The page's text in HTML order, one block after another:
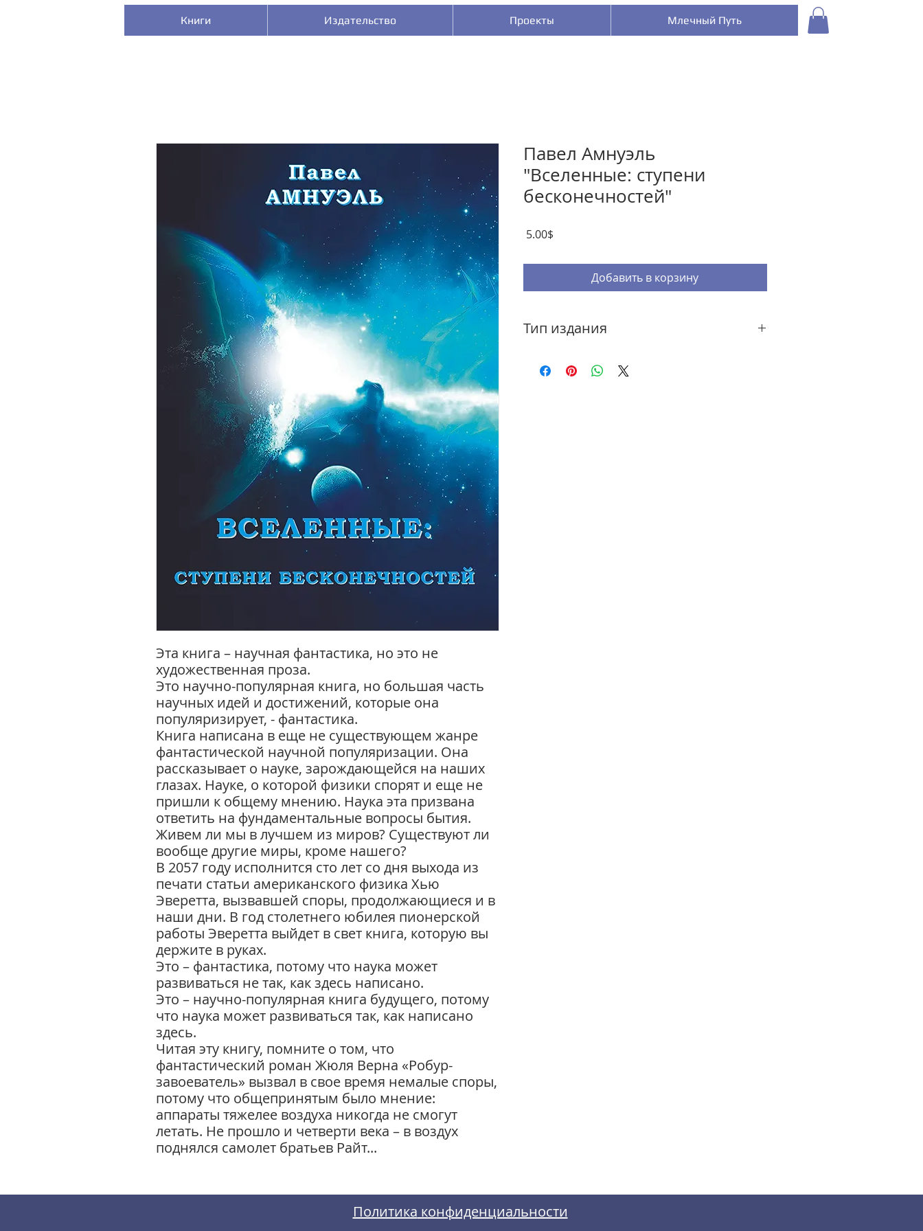
Книги Издательство Проекты Млечный Путь
Эта книга – научная фантастика, но это не
художественная проза.
Это научно-популярная книга, но большая часть
научных идей и достижений, которые она
популяризирует, - фантастика.
Книга написана в еще не существующем жанре
фантастической научной популяризации. Она
рассказывает о науке, зарождающейся на наших
глазах. Науке, о которой физики спорят и еще не
пришли к общему мнению. Наука эта призвана
ответить на фундаментальные вопросы бытия.
Живем ли мы в лучшем из миров? Существуют ли
вообще другие миры, кроме нашего?
В 2057 году исполнится сто лет со дня выхода из
печати статьи американского физика Хью
Эверетта, вызвавшей споры, продолжающиеся и в
наши дни. В год столетнего юбилея пионерской
работы Эверетта выйдет в свет книга, которую вы
держите в руках.
Это – фантастика, потому что наука может
развиваться не так, как здесь написано.
Это – научно-популярная книга будущего, потому
что наука может развиваться так, как написано
здесь.
Читая эту книгу, помните о том, что
фантастический роман Жюля Верна «Робур-
завоеватель» вызвал в свое время немалые споры,
потому что общепринятым было мнение:
аппараты тяжелее воздуха никогда не смогут
летать. Не прошло и четверти века – в воздух
поднялся самолет братьев Райт...
Павел Амнуэль
"Вселенные: ступени
бесконечностей"
‏5.00 ‏$Цена
Добавить в корзину
Тип издания
Политика конфиденциальности